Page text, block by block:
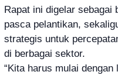
Rapat ini digelar sebagai
pasca pelantikan,
strategis untuk
di berbagai sektor.
“Kita harus mulai